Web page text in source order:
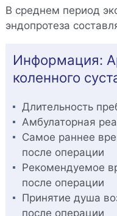
В среднем период
эндопротеза
Информация:
коленного
Длительность
Амбулаторная
Самое раннее
после операции
Рекомендуемое
после операции
Принятие душа
после операции